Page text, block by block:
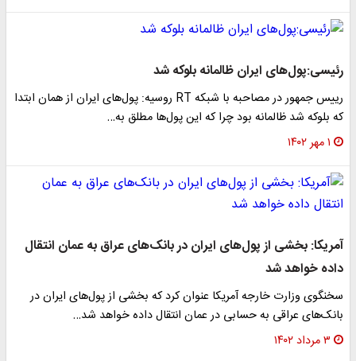
رئیسی:پول‌های ایران ظالمانه بلوکه شد
رییس جمهور در مصاحبه با شبکه RT روسیه: پول‌های ایران از همان ابتدا
که بلوکه شد ظالمانه بود چرا که این پول‌ها مطلق به…
۱ مهر ۱۴۰۲
آمریکا: بخشی از پول‌های ایران در بانک‌های عراق به عمان انتقال
داده خواهد شد
سخنگوی وزارت خارجه آمریکا عنوان کرد که بخشی از پول‌های ایران در
بانک‌های عراقی به حسابی در عمان انتقال داده خواهد شد…
۳ مرداد ۱۴۰۲